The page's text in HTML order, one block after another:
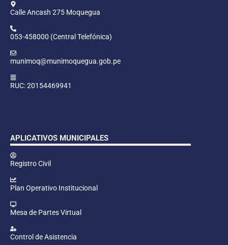
Calle Ancash 275 Moquegua
053-458000 (Central Telefónica)
munimoq@munimoquegua.gob.pe
RUC: 20154469941
APLICATIVOS MUNICIPALES
Registro Civil
Plan Operativo Institucional
Mesa de Partes Virtual
Control de Asistencia